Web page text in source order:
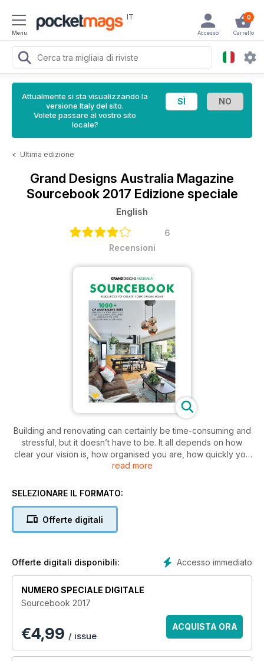
Menu
IT 0
Carrello
Accesso
Attualmente si sta visualizzando la
versione Italy del sito.
Volete passare al vostro sito
locale?
< Ultima edizione
Grand Designs Australia Magazine
Sourcebook 2017 Edizione speciale
English
6
Recensioni
Building and renovating can certainly be time-consuming and
stressful, but it doesn’t have to be. It all depends on how
clear your vision is, how organised you are, how quickly you
can make decisions, and being confident with your final
who will design, detail, build and fit-out your home. Getting
your dream build. Included within its pages are case studies
designers. You’ll find advice on kitchen and bathroom design,
fixtures and finishes, appliances, lighting, furniture and
furnishings. For the gadget savvy we’ve got all the latest in
home tech and entertainment, as well as advice on crafting
read more
SELEZIONARE IL FORMATO:
Offerte digitali
Accesso immediato
Offerte digitali disponibili:
NUMERO SPECIALE DIGITALE
Sourcebook 2017
€4,99 / issue
ACQUISTA ORA